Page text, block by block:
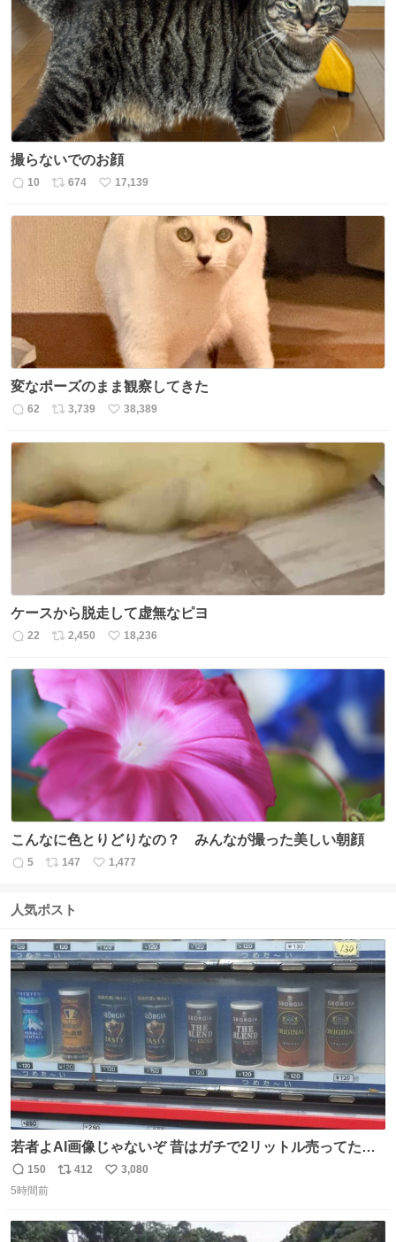
ト
数
数
撮らないでのお顔
返
10
リ
ス
数
674
い
ね
数
17,139
変なポーズのまま観察してきた
返
数
62
リ
数
3,739
い
38,389
ケースから脱走して虚無なピヨ
返
22
リ
ト
数
2,450
い
ね
数
18,236
こんなに色とりどりなの？ みんなが撮った美しい朝顔
返
数
5
リ
ス
数
147
い
1,477
人気ポスト
若者よAI画像じゃないぞ 昔はガチで2リットル売ってたん
やでw
返
信
150
リ
ト
412
い
数
3,080
5時間前